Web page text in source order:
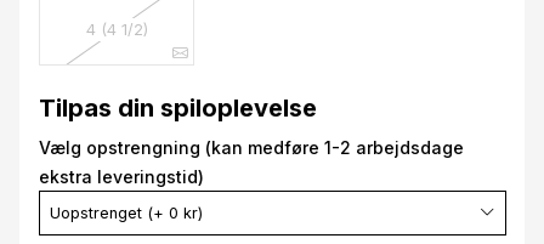
4 (4 1/2)
Tilpas din spiloplevelse
Vælg opstrengning (kan medføre 1-2 arbejdsdage
ekstra leveringstid)
Uopstrenget (+ 0 kr)